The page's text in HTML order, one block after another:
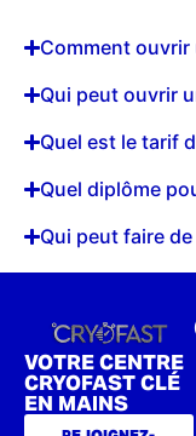
Comment
Qui peut ouvrir
Quel est le tarif
Quel diplôme
Qui peut faire
VOTRE CENTRE
CRYOFAST CLÉ
EN MAINS